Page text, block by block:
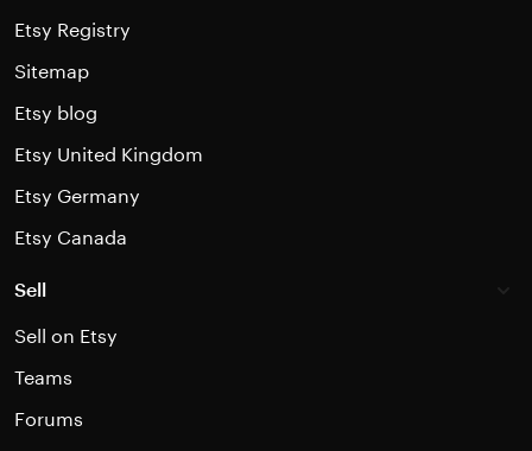
Etsy Registry
Sitemap
Etsy blog
Etsy United Kingdom
Etsy Germany
Etsy Canada
Sell
Sell on Etsy
Teams
Forums